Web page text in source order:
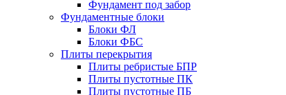
Фyндамент под забор
Фундаментные блоки
Блоки ФЛ
Блоки ФБС
Плиты перекрытия
Плиты ребристые БПР
Плиты пустотные ПК
Плиты пустотные ПБ